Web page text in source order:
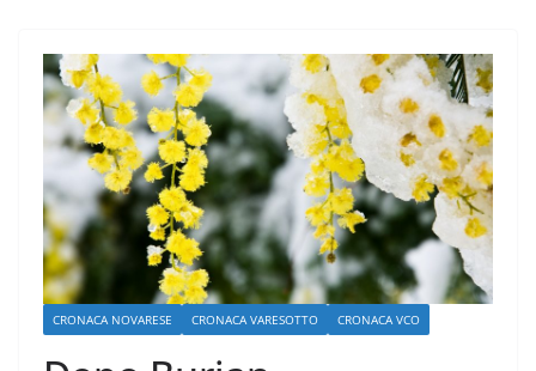
CRONACA NOVARESE CRONACA VARESOTTO CRONACA VCO